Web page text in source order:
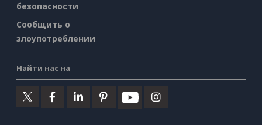
безопасности
Сообщить о
злоупотреблении
Найти нас на